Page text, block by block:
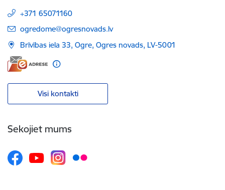
+371 65071160
E-pasts:
ogredome@ogresnovads.lv
Brīvības iela 33, Ogre, Ogres novads, LV-5001
Visi kontakti
Sekojiet mums